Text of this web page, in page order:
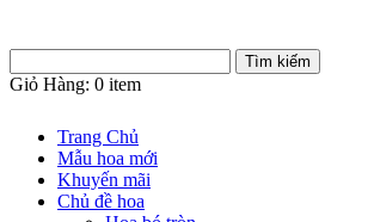
Giỏ Hàng: 0 item
Trang Chủ
Mẫu hoa mới
Khuyến mãi
Chủ đề hoa